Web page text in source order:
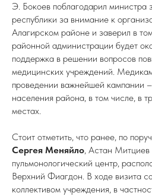
Э. Бокоев поблагодарил министра
республики за внимание к
Алагирском районе и заверил в
районной администрации будет
поддержка в решении вопросов
медицинских учреждений.
проведении важнейшей кампании
населения района, в том числе, в
местах.
Стоит отметить, что ранее, по
Сергея Меняйло, Астан Митциев
пульмонологический центр,
Верхний Фиагдон. В ходе визита
коллективом учреждения, в